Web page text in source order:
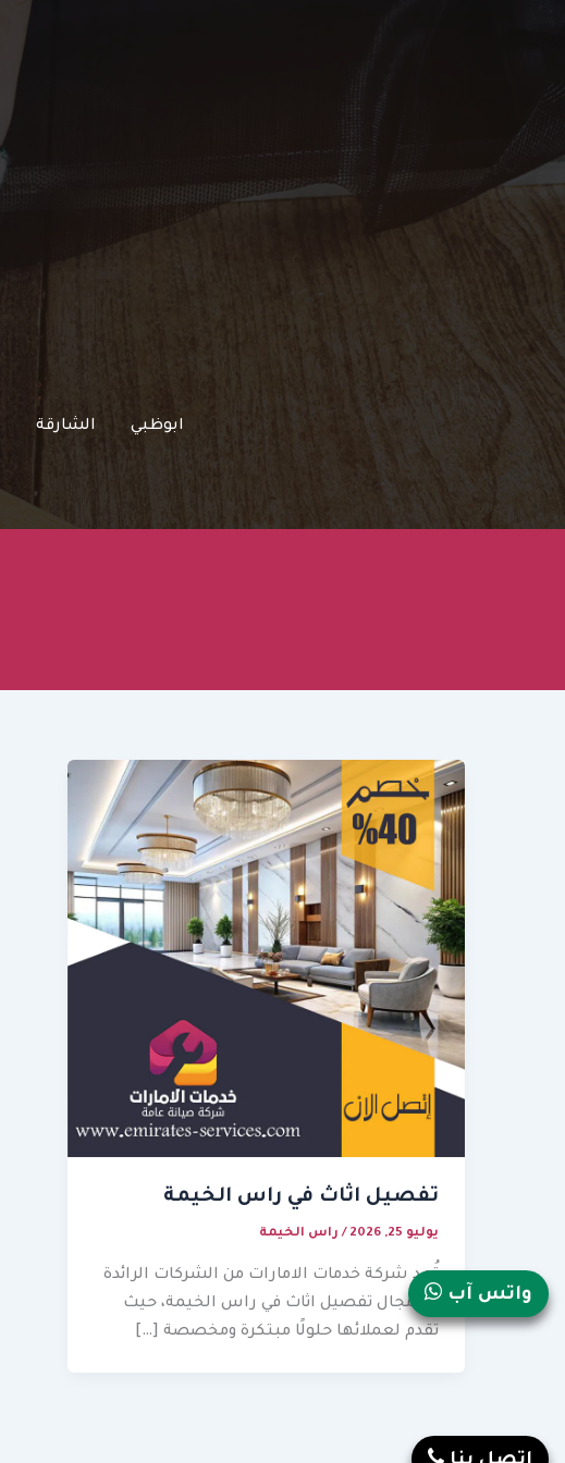
ابوظبي الشارقة
تفصيل اثاث في راس الخيمة
يوليو 25, 2026 / راس الخيمة
تُعد شركة خدمات الامارات من الشركات الرائدة
في مجال تفصيل اثاث في راس الخيمة، حيث
تقدم لعملائها حلولًا مبتكرة ومخصصة […]
واتس آب